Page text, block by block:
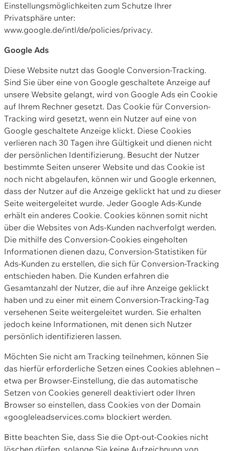
Einstellungsmöglichkeiten zum Schutze Ihrer
Privatsphäre unter:
www.google.de/intl/de/policies/privacy.
Google Ads
Diese Website nutzt das Google Conversion-Tracking.
Sind Sie über eine von Google geschaltete Anzeige auf
unsere Website gelangt, wird von Google Ads ein Cookie
auf Ihrem Rechner gesetzt. Das Cookie für Conversion-
Tracking wird gesetzt, wenn ein Nutzer auf eine von
Google geschaltete Anzeige klickt. Diese Cookies
verlieren nach 30 Tagen ihre Gültigkeit und dienen nicht
der persönlichen Identifizierung. Besucht der Nutzer
bestimmte Seiten unserer Website und das Cookie ist
noch nicht abgelaufen, können wir und Google erkennen,
dass der Nutzer auf die Anzeige geklickt hat und zu dieser
Seite weitergeleitet wurde. Jeder Google Ads-Kunde
erhält ein anderes Cookie. Cookies können somit nicht
über die Websites von Ads-Kunden nachverfolgt werden.
Die mithilfe des Conversion-Cookies eingeholten
Informationen dienen dazu, Conversion-Statistiken für
Ads-Kunden zu erstellen, die sich für Conversion-Tracking
entschieden haben. Die Kunden erfahren die
Gesamtanzahl der Nutzer, die auf ihre Anzeige geklickt
haben und zu einer mit einem Conversion-Tracking-Tag
versehenen Seite weitergeleitet wurden. Sie erhalten
jedoch keine Informationen, mit denen sich Nutzer
persönlich identifizieren lassen.
Möchten Sie nicht am Tracking teilnehmen, können Sie
das hierfür erforderliche Setzen eines Cookies ablehnen –
etwa per Browser-Einstellung, die das automatische
Setzen von Cookies generell deaktiviert oder Ihren
Browser so einstellen, dass Cookies von der Domain
«googleleadservices.com» blockiert werden.
Bitte beachten Sie, dass Sie die Opt-out-Cookies nicht